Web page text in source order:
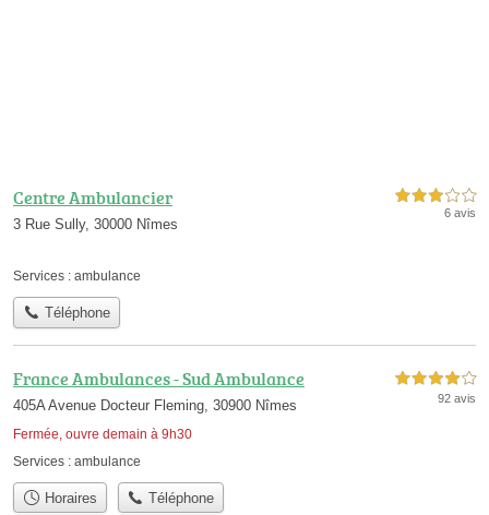
Centre Ambulancier
3 Rue Sully, 30000 Nîmes
3,0 étoiles sur 5
6 avis
Services : ambulance
Téléphone
France Ambulances - Sud Ambulance
405A Avenue Docteur Fleming, 30900 Nîmes
Fermée, ouvre demain à 9h30
4,0 étoiles sur 5
92 avis
Services : ambulance
Horaires Téléphone